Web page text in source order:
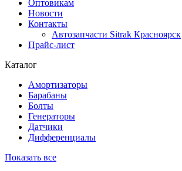
Оптовикам
Новости
Контакты
Автозапчасти Sitrak Красноярск
Прайс-лист
Каталог
Амортизаторы
Барабаны
Болты
Генераторы
Датчики
Дифференциалы
Показать все